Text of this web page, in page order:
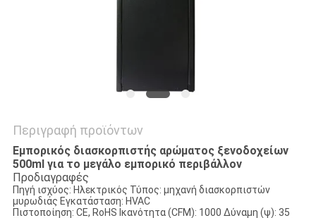
Περιγραφή προϊόντων
Εμπορικός διασκορπιστής αρώματος ξενοδοχείων
500ml για το μεγάλο εμπορικό περιβάλλον
Προδιαγραφές
Πηγή ισχύος: Ηλεκτρικός Τύπος: μηχανή διασκορπιστών
μυρωδιάς Εγκατάσταση: HVAC
Πιστοποίηση: CE, RoHS Ικανότητα (CFM): 1000 Δύναμη (ψ): 35